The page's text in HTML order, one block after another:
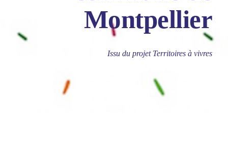
Montpellier
Issu du projet Territoires à vivres